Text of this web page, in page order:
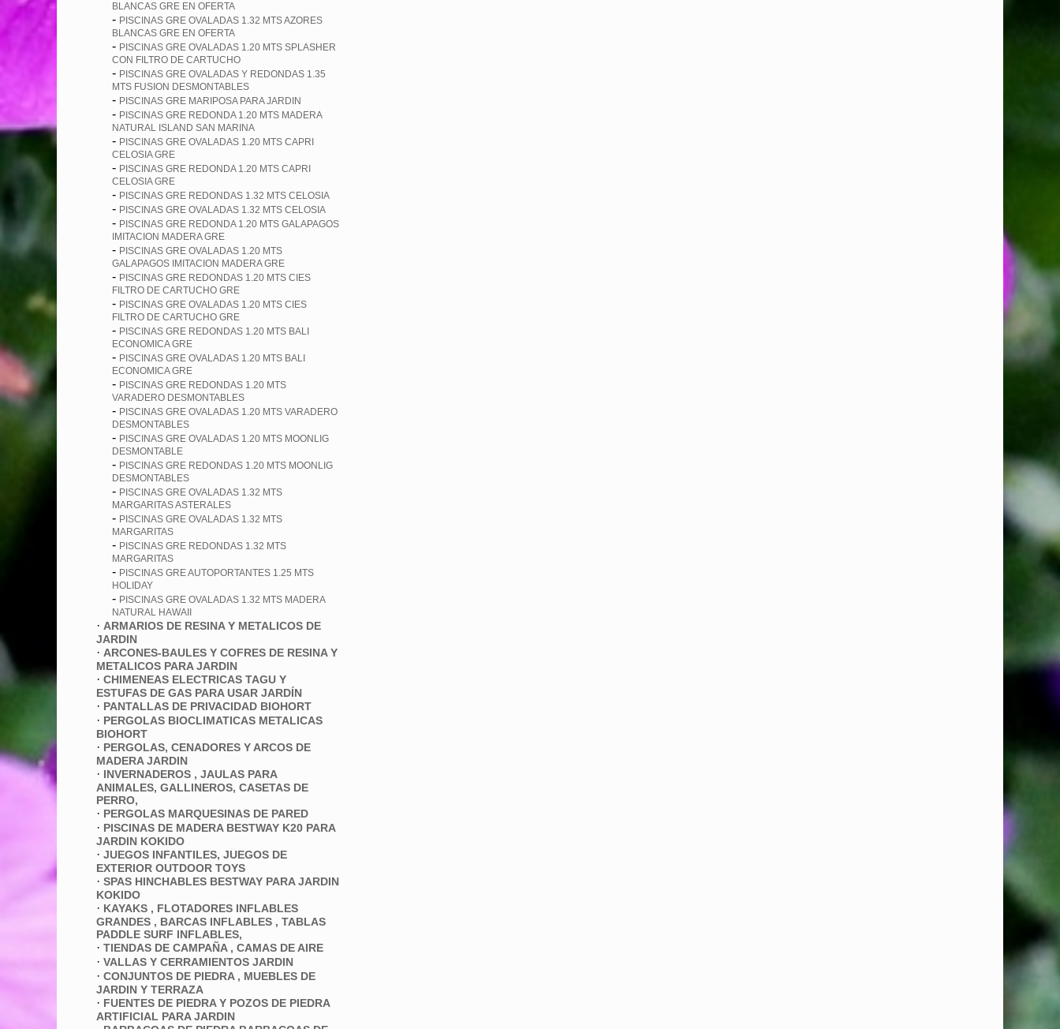
BLANCAS GRE EN OFERTA
- PISCINAS GRE OVALADAS 1.32 MTS AZORES
BLANCAS GRE EN OFERTA
- PISCINAS GRE OVALADAS 1.20 MTS SPLASHER
CON FILTRO DE CARTUCHO
- PISCINAS GRE OVALADAS Y REDONDAS 1.35
MTS FUSION DESMONTABLES
- PISCINAS GRE MARIPOSA PARA JARDIN
- PISCINAS GRE REDONDA 1.20 MTS MADERA
NATURAL ISLAND SAN MARINA
- PISCINAS GRE OVALADAS 1.20 MTS CAPRI
CELOSIA GRE
- PISCINAS GRE REDONDA 1.20 MTS CAPRI
CELOSIA GRE
- PISCINAS GRE REDONDAS 1.32 MTS CELOSIA
- PISCINAS GRE OVALADAS 1.32 MTS CELOSIA
- PISCINAS GRE REDONDA 1.20 MTS GALAPAGOS
IMITACION MADERA GRE
- PISCINAS GRE OVALADAS 1.20 MTS
GALAPAGOS IMITACION MADERA GRE
- PISCINAS GRE REDONDAS 1.20 MTS CIES
FILTRO DE CARTUCHO GRE
- PISCINAS GRE OVALADAS 1.20 MTS CIES
FILTRO DE CARTUCHO GRE
- PISCINAS GRE REDONDAS 1.20 MTS BALI
ECONOMICA GRE
- PISCINAS GRE OVALADAS 1.20 MTS BALI
ECONOMICA GRE
- PISCINAS GRE REDONDAS 1.20 MTS
VARADERO DESMONTABLES
- PISCINAS GRE OVALADAS 1.20 MTS VARADERO
DESMONTABLES
- PISCINAS GRE OVALADAS 1.20 MTS MOONLIG
DESMONTABLE
- PISCINAS GRE REDONDAS 1.20 MTS MOONLIG
DESMONTABLES
- PISCINAS GRE OVALADAS 1.32 MTS
MARGARITAS ASTERALES
- PISCINAS GRE OVALADAS 1.32 MTS
MARGARITAS
- PISCINAS GRE REDONDAS 1.32 MTS
MARGARITAS
- PISCINAS GRE AUTOPORTANTES 1.25 MTS
HOLIDAY
- PISCINAS GRE OVALADAS 1.32 MTS MADERA
NATURAL HAWAII
· ARMARIOS DE RESINA Y METALICOS DE
JARDIN
· ARCONES-BAULES Y COFRES DE RESINA Y
METALICOS PARA JARDIN
· CHIMENEAS ELECTRICAS TAGU Y
ESTUFAS DE GAS PARA USAR JARDÍN
· PANTALLAS DE PRIVACIDAD BIOHORT
· PERGOLAS BIOCLIMATICAS METALICAS
BIOHORT
· PERGOLAS, CENADORES Y ARCOS DE
MADERA JARDIN
· INVERNADEROS , JAULAS PARA
ANIMALES, GALLINEROS, CASETAS DE
PERRO,
· PERGOLAS MARQUESINAS DE PARED
· PISCINAS DE MADERA BESTWAY K20 PARA
JARDIN KOKIDO
· JUEGOS INFANTILES, JUEGOS DE
EXTERIOR OUTDOOR TOYS
· SPAS HINCHABLES BESTWAY PARA JARDIN
KOKIDO
· KAYAKS , FLOTADORES INFLABLES
GRANDES , BARCAS INFLABLES , TABLAS
PADDLE SURF INFLABLES,
· TIENDAS DE CAMPAÑA , CAMAS DE AIRE
· VALLAS Y CERRAMIENTOS JARDIN
· CONJUNTOS DE PIEDRA , MUEBLES DE
JARDIN Y TERRAZA
· FUENTES DE PIEDRA Y POZOS DE PIEDRA
ARTIFICIAL PARA JARDIN